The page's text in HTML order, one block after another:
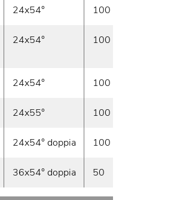
24x54° 100
24x54° 100
24x54° 100
24x55° 100
24x54° doppia 100
36x54° doppia 50